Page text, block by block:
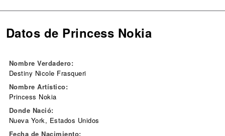
Datos de Princess Nokia
Nombre Verdadero:
Destiny Nicole Frasqueri
Nombre Artístico:
Princess Nokia
Donde Nació:
Nueva York, Estados Unidos
Fecha de Nacimiento: